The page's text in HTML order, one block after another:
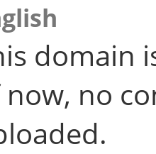
domain
no